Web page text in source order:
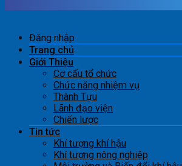
Đăng nhập
Trang chủ
Giới Thiệu
Cơ cấu tổ chức
Chức năng nhiệm vụ
Thành Tựu
Lãnh đạo viện
Chiến lược
Tin tức
Khí tượng khí hậu
Khí tượng nông nghiệp